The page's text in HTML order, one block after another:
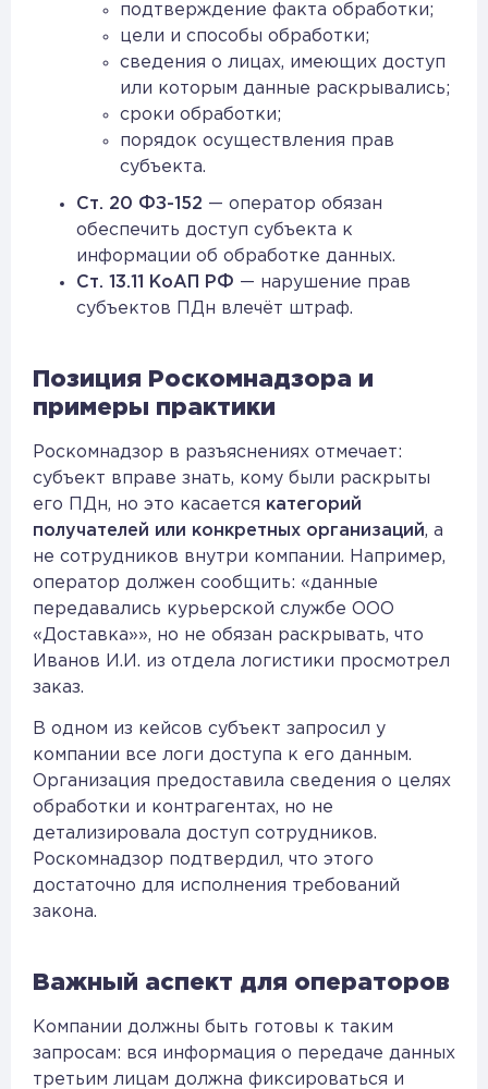
подтверждение факта обработки;
цели и способы обработки;
сведения о лицах, имеющих доступ
или которым данные раскрывались;
сроки обработки;
порядок осуществления прав
субъекта.
Ст. 20 ФЗ-152 — оператор обязан
обеспечить доступ субъекта к
информации об обработке данных.
Ст. 13.11 КоАП РФ — нарушение прав
субъектов ПДн влечёт штраф.
Позиция Роскомнадзора и
примеры практики
Роскомнадзор в разъяснениях отмечает:
субъект вправе знать, кому были раскрыты
его ПДн, но это касается категорий
получателей или конкретных организаций, а
не сотрудников внутри компании. Например,
оператор должен сообщить: «данные
передавались курьерской службе ООО
«Доставка»», но не обязан раскрывать, что
Иванов И.И. из отдела логистики просмотрел
заказ.
В одном из кейсов субъект запросил у
компании все логи доступа к его данным.
Организация предоставила сведения о целях
обработки и контрагентах, но не
детализировала доступ сотрудников.
Роскомнадзор подтвердил, что этого
достаточно для исполнения требований
закона.
Важный аспект для операторов
Компании должны быть готовы к таким
запросам: вся информация о передаче данных
третьим лицам должна фиксироваться и